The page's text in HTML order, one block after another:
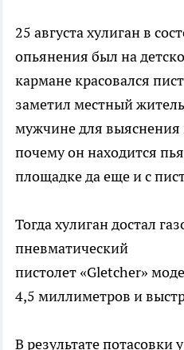
25 августа хулиган в
опьянения был на
кармане красовался
заметил местный
мужчине для выяснения
почему он находится
площадке да еще и с
Тогда хулиган достал
пневматический
пистолет «Gletcher»
4,5 миллиметров и
В результате потасовки